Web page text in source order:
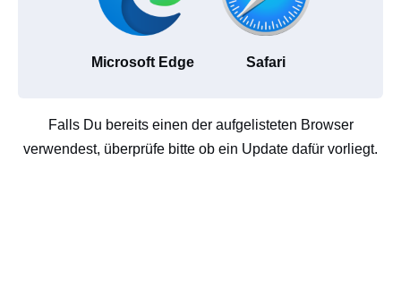
Microsoft Edge Safari
Falls Du bereits einen der aufgelisteten Browser
verwendest, überprüfe bitte ob ein Update dafür vorliegt.